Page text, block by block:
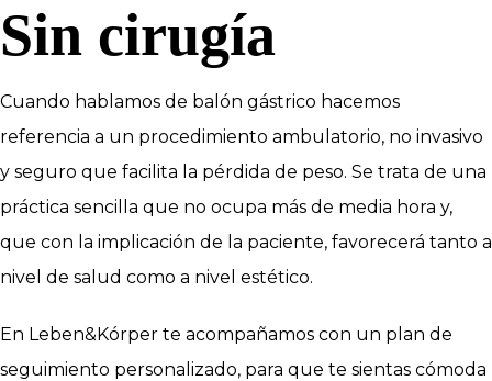
Sin cirugía
Cuando hablamos de balón gástrico hacemos
referencia a un procedimiento ambulatorio, no invasivo
y seguro que facilita la pérdida de peso. Se trata de una
práctica sencilla que no ocupa más de media hora y,
que con la implicación de la paciente, favorecerá tanto a
nivel de salud como a nivel estético.
En Leben&Kórper te acompañamos con un plan de
seguimiento personalizado, para que te sientas cómoda